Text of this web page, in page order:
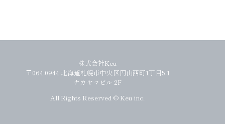
株式会社Keu
〒064-0944 北海道札幌市中央区円山西町1丁目5-1
ナカヤマビル 2F
All Rights Reserved © Keu inc.